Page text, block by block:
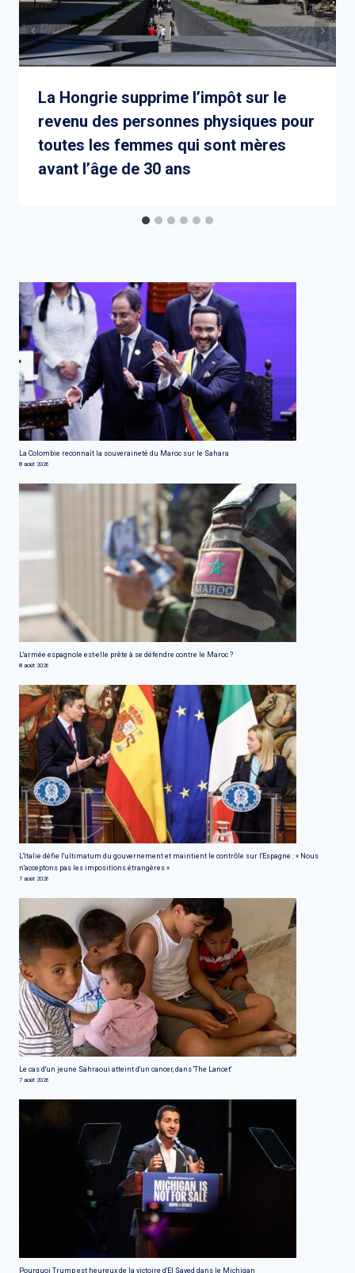
La Hongrie supprime l’impôt sur le
revenu des personnes physiques pour
toutes les femmes qui sont mères
avant l’âge de 30 ans
La Colombie reconnaît la souveraineté du Maroc sur le Sahara
8 août 2026
L'armée espagnole est-elle prête à se défendre contre le Maroc ?
8 août 2026
L'Italie défie l'ultimatum du gouvernement et maintient le contrôle sur l'Espagne : « Nous
n'acceptons pas les impositions étrangères »
7 août 2026
Le cas d'un jeune Sahraoui atteint d'un cancer, dans 'The Lancet'
7 août 2026
Pourquoi Trump est heureux de la victoire d'El Sayed dans le Michigan